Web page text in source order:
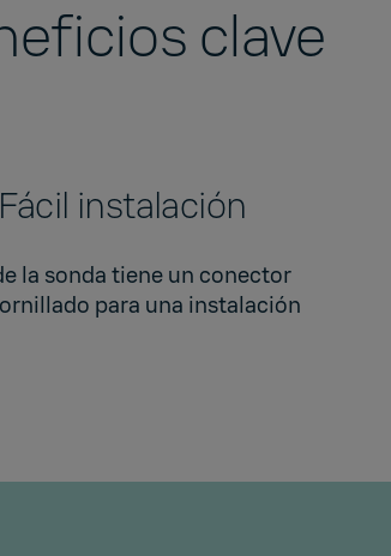
clave
Fácil instalación
la sonda tiene un conector
para una instalación